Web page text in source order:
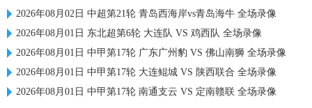
2026年08月02日 中超第21轮 青岛西海岸vs青岛海牛 全场录像
2026年08月01日 东北超第6轮 大连队 VS 鸡西队 全场录像
2026年08月01日 中甲第17轮 广东广州豹 VS 佛山南狮 全场录像
2026年08月01日 中甲第17轮 大连鲲城 VS 陕西联合 全场录像
2026年08月01日 中甲第17轮 南通支云 VS 定南赣联 全场录像